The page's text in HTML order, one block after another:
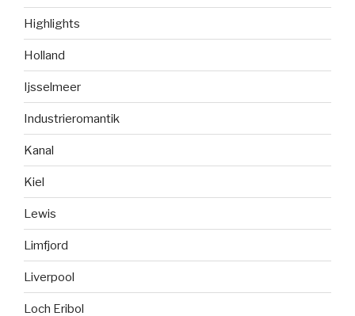
Highlights
Holland
Ijsselmeer
Industrieromantik
Kanal
Kiel
Lewis
Limfjord
Liverpool
Loch Eribol